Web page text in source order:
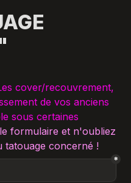
cover/recouvrement,
de vos anciens
sous certaines
formulaire et n'oubliez
tatouage concerné !
*